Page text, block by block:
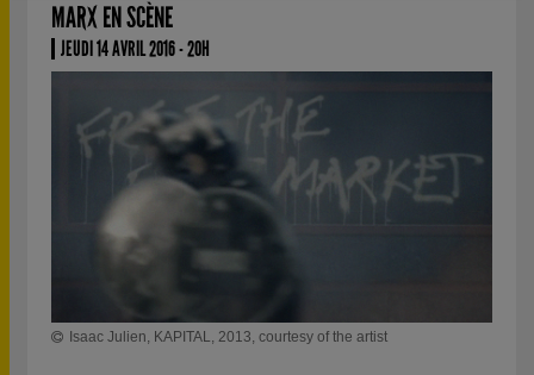
MARX EN SCÈNE
JEUDI 14 AVRIL 2016 - 20H
Isaac Julien, KAPITAL, 2013, courtesy of the artist